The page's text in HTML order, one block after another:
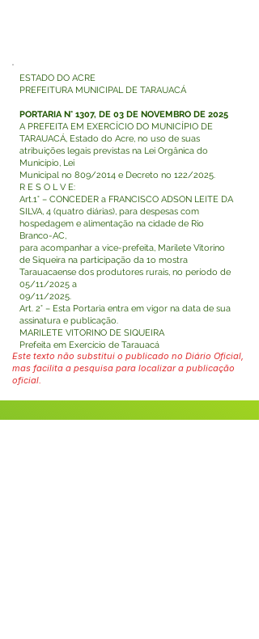
ESTADO DO ACRE
PREFEITURA MUNICIPAL DE TARAUACÁ
PORTARIA N° 1307, DE 03 DE NOVEMBRO DE 2025
A PREFEITA EM EXERCÍCIO DO MUNICÍPIO DE
TARAUACÁ, Estado do Acre, no uso de suas
atribuições legais previstas na Lei Orgânica do
Município, Lei
Municipal no 809/2014 e Decreto no 122/2025.
R E S O L V E:
Art.1° – CONCEDER a FRANCISCO ADSON LEITE DA
SILVA, 4 (quatro diárias), para despesas com
hospedagem e alimentação na cidade de Rio
Branco-AC,
para acompanhar a vice-prefeita, Marilete Vitorino
de Siqueira na participação da 1o mostra
Tarauacaense dos produtores rurais, no período de
05/11/2025 a
09/11/2025.
Art. 2° – Esta Portaria entra em vigor na data de sua
assinatura e publicação.
MARILETE VITORINO DE SIQUEIRA
Prefeita em Exercício de Tarauacá
Este texto não substitui o publicado no Diário Oficial,
mas facilita a pesquisa para localizar a publicação
oficial.